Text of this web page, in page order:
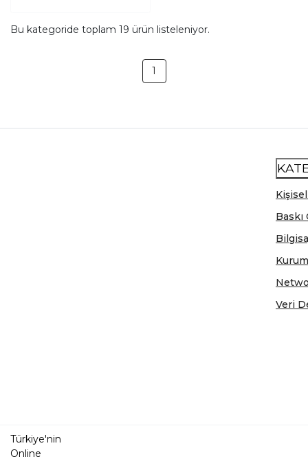
Bu kategoride toplam 19 ürün listeleniyor.
1
Veri
Türkiye'nin
Online